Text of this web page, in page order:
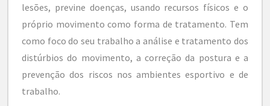
lesões, previne doenças, usando recursos físicos e o
próprio movimento como forma de tratamento. Tem
como foco do seu trabalho a análise e tratamento dos
distúrbios do movimento, a correção da postura e a
prevenção dos riscos nos ambientes esportivo e de
trabalho.